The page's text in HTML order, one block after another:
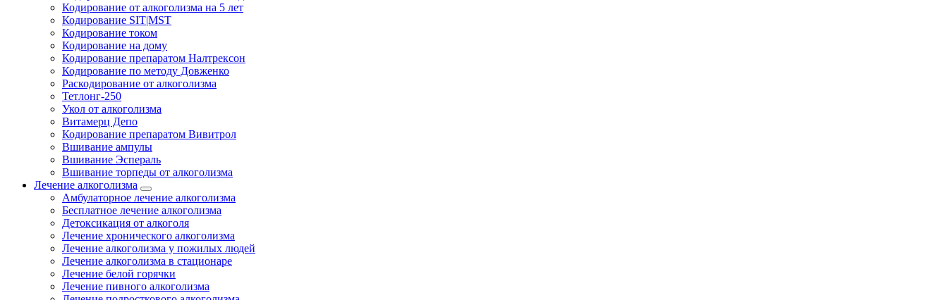
Кодирование от алкоголизма на 5 лет
Кодирование SIT|MST
Кодирование током
Кодирование на дому
Кодирование препаратом Налтрексон
Кодирование по методу Довженко
Раскодирование от алкоголизма
Тетлонг-250
Укол от алкоголизма
Витамерц Депо
Кодирование препаратом Вивитрол
Вшивание ампулы
Вшивание Эспераль
Вшивание торпеды от алкоголизма
Лечение алкоголизма
Амбулаторное лечение алкоголизма
Бесплатное лечение алкоголизма
Детоксикация от алкоголя
Лечение хронического алкоголизма
Лечение алкоголизма у пожилых людей
Лечение алкоголизма в стационаре
Лечение белой горячки
Лечение пивного алкоголизма